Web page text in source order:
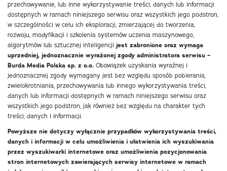
przechowywanie, lub inne wykorzystywanie treści, danych lub informacji
dostępnych w ramach niniejszego serwisu oraz wszystkich jego podstron,
w szczególności w celu ich eksploracji, zmierzającej do tworzenia,
rozwoju, modyfikacji i szkolenia systemów uczenia maszynowego,
algorytmów lub sztucznej inteligencji jest zabronione oraz wymaga
uprzedniej, jednoznacznie wyrażonej zgody administratora serwisu –
Burda Media Polska sp. z o.o. Obowiązek uzyskania wyraźnej i
jednoznacznej zgody wymagany jest bez względu sposób pobierania,
zwielokrotniania, przechowywania lub innego wykorzystywania treści,
danych lub informacji dostępnych w ramach niniejszego serwisu oraz
wszystkich jego podstron, jak również bez względu na charakter tych
treści, danych i informacji.
Powyższe nie dotyczy wyłącznie przypadków wykorzystywania treści,
danych i informacji w celu umożliwienia i ułatwienia ich wyszukiwania
przez wyszukiwarki internetowe oraz umożliwienia pozycjonowania
stron internetowych zawierających serwisy internetowe w ramach